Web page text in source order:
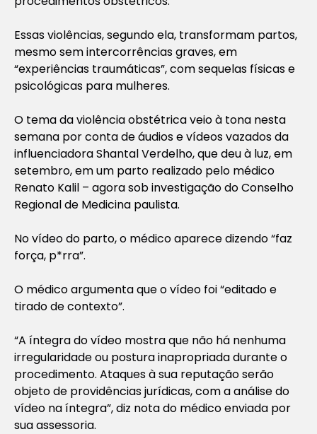
Essas violências, segundo ela, transformam partos,
mesmo sem intercorrências graves, em
“experiências traumáticas”, com sequelas físicas e
psicológicas para mulheres.
O tema da violência obstétrica veio à tona nesta
semana por conta de áudios e vídeos vazados da
influenciadora Shantal Verdelho, que deu à luz, em
setembro, em um parto realizado pelo médico
Renato Kalil – agora sob investigação do Conselho
Regional de Medicina paulista.
No vídeo do parto, o médico aparece dizendo “faz
força, p*rra”.
O médico argumenta que o vídeo foi “editado e
tirado de contexto”.
“A íntegra do vídeo mostra que não há nenhuma
irregularidade ou postura inapropriada durante o
procedimento. Ataques à sua reputação serão
objeto de providências jurídicas, com a análise do
vídeo na íntegra”, diz nota do médico enviada por
sua assessoria.